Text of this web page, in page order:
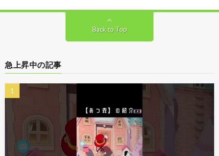
Back to Top
急上昇中の記事